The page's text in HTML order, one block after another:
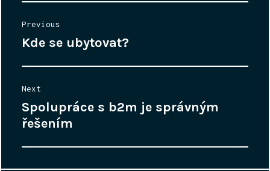
navigation
Previous
Previous
Kde se ubytovat?
Next
Next
post:
Spolupráce s b2m je správným
řešením